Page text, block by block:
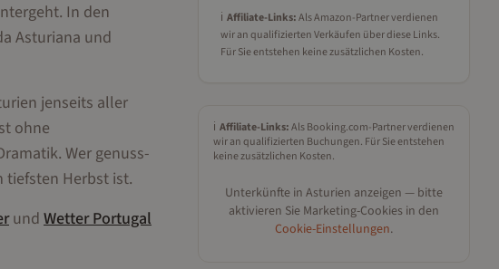
In den
Asturiana und
jenseits aller
ohne
Wer genuss-
tiefsten Herbst ist.
und WetterPortugal
ℹ️ Affiliate-Links:Als Amazon-Partner verdienen
wir an qualifizierten Verkäufen über diese Links.
Für Sie entstehen keine zusätzlichen Kosten.
ℹ️ Affiliate-Links:Als Booking.com-Partner verdienen
wir an qualifizierten Buchungen. Für Sie entstehen
keine zusätzlichen Kosten.
Unterkünfte in Asturien anzeigen — bitte
aktivieren Sie Marketing-Cookies in den
Cookie-Einstellungen.